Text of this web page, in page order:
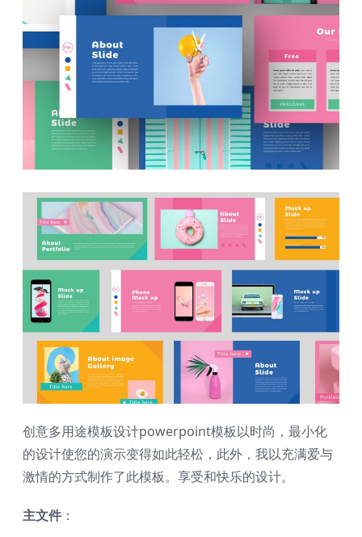
创意多用途模板设计powerpoint模板以时尚，最小化
的设计使您的演示变得如此轻松，此外，我以充满爱与
激情的方式制作了此模板。享受和快乐的设计。
主文件 ：